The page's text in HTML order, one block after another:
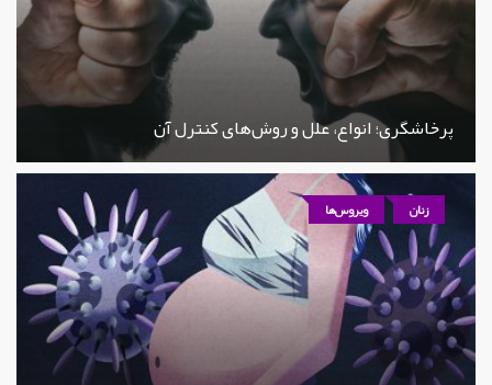
پرخاشگری؛ انواع، علل و روش‌های کنترل آن
زنان ویروس‌ها